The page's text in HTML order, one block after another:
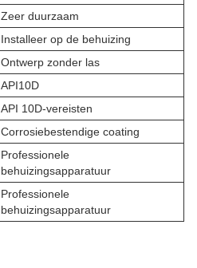
Zeer duurzaam
Installeer op de behuizing
Ontwerp zonder las
API10D
API 10D-vereisten
Corrosiebestendige coating
Professionele
behuizingsapparatuur
Professionele
behuizingsapparatuur